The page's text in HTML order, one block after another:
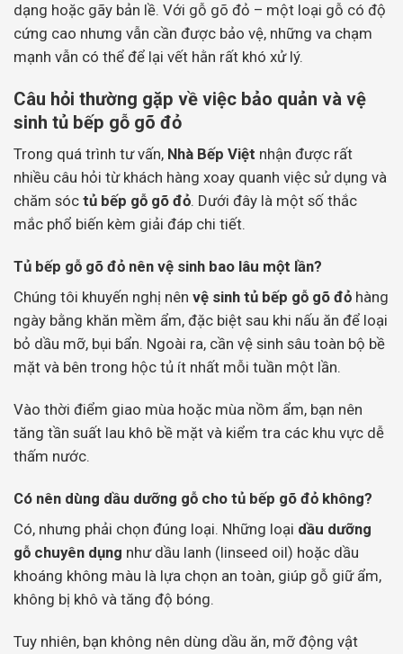
dạng hoặc gãy bản lề. Với gỗ gõ đỏ – một loại gỗ có độ
cứng cao nhưng vẫn cần được bảo vệ, những va chạm
mạnh vẫn có thể để lại vết hằn rất khó xử lý.
Câu hỏi thường gặp về việc bảo quản và vệ
sinh tủ bếp gỗ gõ đỏ
Trong quá trình tư vấn, Nhà Bếp Việt nhận được rất
nhiều câu hỏi từ khách hàng xoay quanh việc sử dụng và
chăm sóc tủ bếp gỗ gõ đỏ. Dưới đây là một số thắc
mắc phổ biến kèm giải đáp chi tiết.
Tủ bếp gỗ gõ đỏ nên vệ sinh bao lâu một lần?
Chúng tôi khuyến nghị nên vệ sinh tủ bếp gỗ gõ đỏ hàng
ngày bằng khăn mềm ẩm, đặc biệt sau khi nấu ăn để loại
bỏ dầu mỡ, bụi bẩn. Ngoài ra, cần vệ sinh sâu toàn bộ bề
mặt và bên trong hộc tủ ít nhất mỗi tuần một lần.
Vào thời điểm giao mùa hoặc mùa nồm ẩm, bạn nên
tăng tần suất lau khô bề mặt và kiểm tra các khu vực dễ
thấm nước.
Có nên dùng dầu dưỡng gỗ cho tủ bếp gõ đỏ không?
Có, nhưng phải chọn đúng loại. Những loại dầu dưỡng
gỗ chuyên dụng như dầu lanh (linseed oil) hoặc dầu
khoáng không màu là lựa chọn an toàn, giúp gỗ giữ ẩm,
không bị khô và tăng độ bóng.
Tuy nhiên, bạn không nên dùng dầu ăn, mỡ động vật